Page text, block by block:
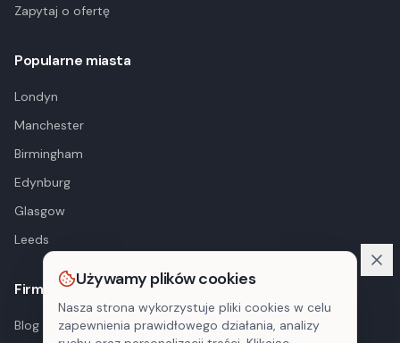
Zapytaj o ofertę
Popularne miasta
Londyn
Manchester
Birmingham
Edynburg
Glasgow
Leeds
Firma
Blog
Używamy plików cookies
Nasza strona wykorzystuje pliki cookies w celu
zapewnienia prawidłowego działania, analizy